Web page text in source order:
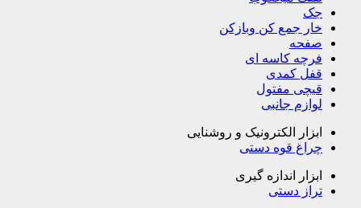
جک
خار جمع کن وبازکن
صفحه
فرچه کاسه ای
قفل کمدی
قیچی مفتول
لوازم جانبی
ابزار الکترونیک و روشنایی
چراغ قوه دستی
ابزار اندازه گیری
تراز دستی